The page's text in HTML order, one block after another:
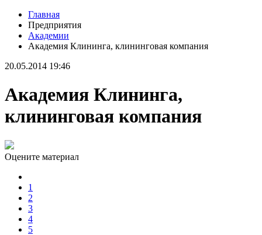
Главная
Предприятия
Академии
Академия Клининга, клининговая компания
20.05.2014 19:46
Академия Клининга,
клининговая компания
Оцените материал
1
2
3
4
5